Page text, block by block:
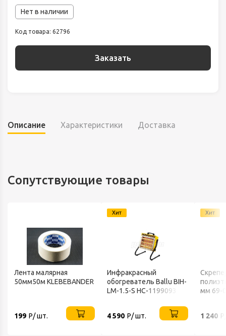
Нет в наличии
Код товара: 62796
Заказать
Описание Характеристики Доставка
Сопутствующие товары
Лента малярная
50мм50м KLEBEBANDER
199 Р/ шт.
Хит
Инфракрасный
обогреватель Ballu BIH-
LM-1.5-S НС-1199093
4 590 Р/ шт.
Хит
мм 69-
1 240